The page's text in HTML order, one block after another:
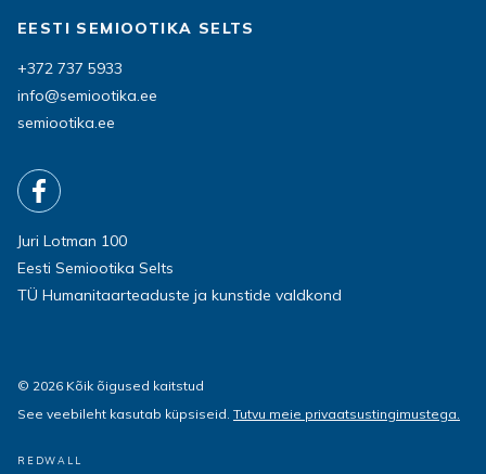
EESTI SEMIOOTIKA SELTS
+372 737 5933
info@semiootika.ee
semiootika.ee
Juri Lotman 100
Eesti Semiootika Selts
TÜ Humanitaarteaduste ja kunstide valdkond
© 2026 Kõik õigused kaitstud
See veebileht kasutab küpsiseid. Tutvu meie privaatsustingimustega.
REDWALL